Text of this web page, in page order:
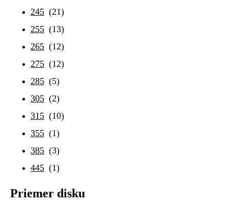
245 (21)
255 (13)
265 (12)
275 (12)
285 (5)
305 (2)
315 (10)
355 (1)
385 (3)
445 (1)
Priemer disku